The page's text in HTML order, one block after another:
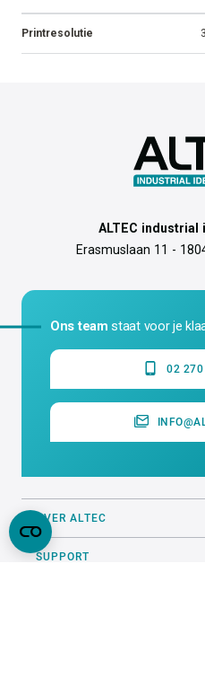
Printresolutie
ALTEC
Erasmuslaan 11 -
Ons team staat voor je
02
OVER ALTEC
SUPPORT